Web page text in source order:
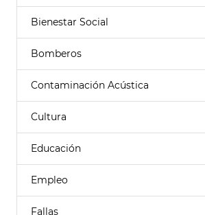
Bienestar Social
Bomberos
Contaminación Acústica
Cultura
Educación
Empleo
Fallas